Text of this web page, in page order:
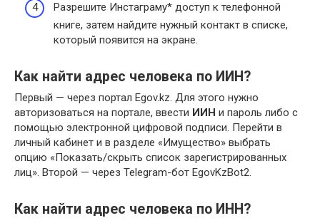
Разрешите Инстаграму* доступ к телефонной
книге, затем найдите нужный контакт в списке,
который появится на экране.
Как найти адрес человека по ИИН?
Первый — через портал Egov.kz. Для этого нужно
авторизоваться на портале, ввести ИИН и пароль либо с
помощью электронной цифровой подписи. Перейти в
личный кабинет и в разделе «Имущество» выбрать
опцию «Показать/скрыть список зарегистрированных
лиц». Второй — через Telegram-бот EgovKzBot2.
Как найти адрес человека по ИНН?